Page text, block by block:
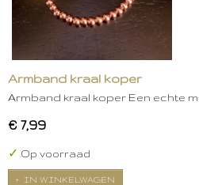
Armband kraal koper
Armband kraal koper Een echte
€ 7,99
✓ Op voorraad
IN WINKELWAGEN